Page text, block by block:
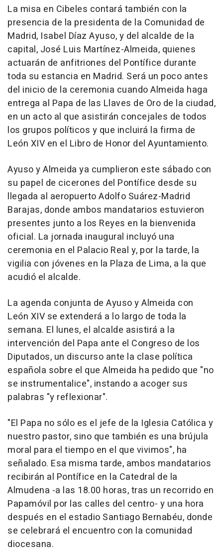
La misa en Cibeles contará también con la
presencia de la presidenta de la Comunidad de
Madrid, Isabel Díaz Ayuso, y del alcalde de la
capital, José Luis Martínez-Almeida, quienes
actuarán de anfitriones del Pontífice durante
toda su estancia en Madrid. Será un poco antes
del inicio de la ceremonia cuando Almeida haga
entrega al Papa de las Llaves de Oro de la ciudad,
en un acto al que asistirán concejales de todos
los grupos políticos y que incluirá la firma de
León XIV en el Libro de Honor del Ayuntamiento.
Ayuso y Almeida ya cumplieron este sábado con
su papel de cicerones del Pontífice desde su
llegada al aeropuerto Adolfo Suárez-Madrid
Barajas, donde ambos mandatarios estuvieron
presentes junto a los Reyes en la bienvenida
oficial. La jornada inaugural incluyó una
ceremonia en el Palacio Real y, por la tarde, la
vigilia con jóvenes en la Plaza de Lima, a la que
acudió el alcalde.
La agenda conjunta de Ayuso y Almeida con
León XIV se extenderá a lo largo de toda la
semana. El lunes, el alcalde asistirá a la
intervención del Papa ante el Congreso de los
Diputados, un discurso ante la clase política
española sobre el que Almeida ha pedido que "no
se instrumentalice", instando a acoger sus
palabras "y reflexionar".
"El Papa no sólo es el jefe de la Iglesia Católica y
nuestro pastor, sino que también es una brújula
moral para el tiempo en el que vivimos", ha
señalado. Esa misma tarde, ambos mandatarios
recibirán al Pontífice en la Catedral de la
Almudena -a las 18.00 horas, tras un recorrido en
Papamóvil por las calles del centro- y una hora
después en el estadio Santiago Bernabéu, donde
se celebrará el encuentro con la comunidad
diocesana.